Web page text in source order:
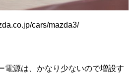
cars/mazda3/
電源は、かなり少ないので増設す